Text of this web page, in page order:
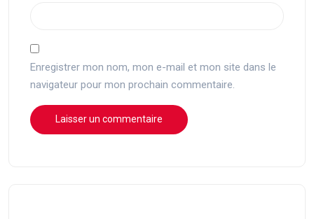
Enregistrer mon nom, mon e-mail et mon site dans le
navigateur pour mon prochain commentaire.